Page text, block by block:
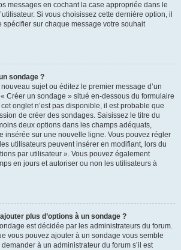
messages en cochant la case appropriée dans le
Si vous choisissez cette dernière option, il
spécifier sur chaque message votre souhait
sondage ?
sujet ou éditez le premier message d’un
Créer un sondage » situé en-dessous du formulaire
onglet n’est pas disponible, il est probable que
de créer des sondages. Saisissez le titre du
deux options dans les champs adéquats,
insérée sur une nouvelle ligne. Vous pouvez régler
utilisateurs peuvent insérer en modifiant, lors du
par utilisateur ». Vous pouvez également
en jours et autoriser ou non les utilisateurs à
plus d’options à un sondage ?
est décidée par les administrateurs du forum.
vous pouvez ajouter à un sondage vous semble
à un administrateur du forum s’il est